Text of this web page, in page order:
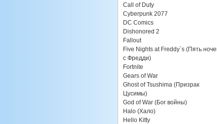
Call of Duty
Cyberpunk 2077
DC Comics
Dishonored 2
Fallout
Five Nights at Freddy`s (Пять
с Фредди)
Fortnite
Gears of War
Ghost of Tsushima (Призрак
Цусимы)
God of War (Бог войны)
Halo (Хало)
Hello Kitty